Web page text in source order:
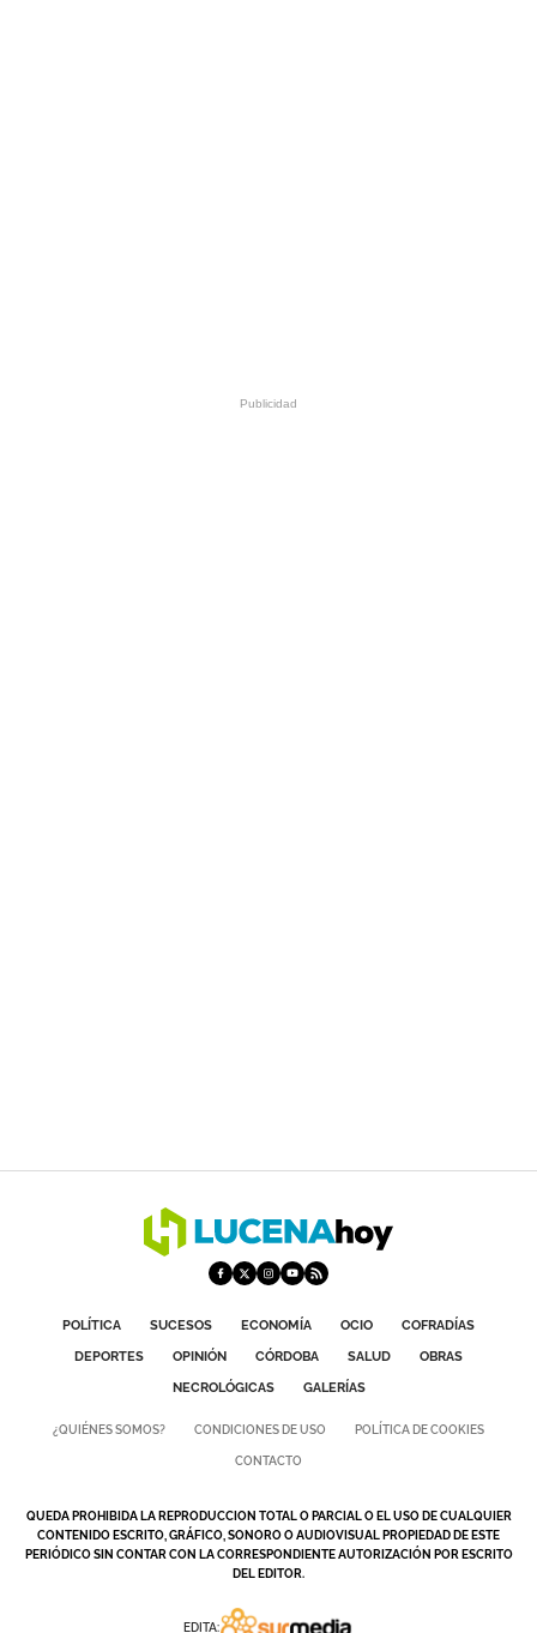
POLÍTICA SUCESOS ECONOMÍA OCIO
COFRADÍAS
DEPORTES
OPINIÓN CÓRDOBA SALUD
OBRAS
NECROLÓGICAS
GALERÍAS
¿QUIÉNES SOMOS? CONDICIONES DE USO POLÍTICA DE COOKIES
CONTACTO
QUEDA PROHIBIDA LA REPRODUCCION TOTAL O PARCIAL O EL USO DE CUALQUIER
CONTENIDO ESCRITO, GRÁFICO, SONORO O AUDIOVISUAL PROPIEDAD DE ESTE
PERIÓDICO SIN CONTAR CON LA CORRESPONDIENTE AUTORIZACIÓN POR ESCRITO
DEL EDITOR.
EDITA: